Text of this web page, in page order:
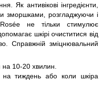
Як антивікові інгредієнти,
зморшками, розгладжуючи і
не тільки стимулює
шкірі очиститися від
Справжній зміцнювальний
на 10-20 хвилин.
на тиждень або коли шкіра